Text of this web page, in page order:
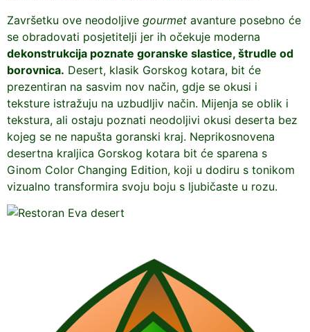
Završetku ove neodoljive gourmet avanture posebno će
se obradovati posjetitelji jer ih očekuje moderna
dekonstrukcija poznate goranske slastice, štrudle od
borovnica. Desert, klasik Gorskog kotara, bit će
prezentiran na sasvim nov način, gdje se okusi i
teksture istražuju na uzbudljiv način. Mijenja se oblik i
tekstura, ali ostaju poznati neodoljivi okusi deserta bez
kojeg se ne napušta goranski kraj. Neprikosnovena
desertna kraljica Gorskog kotara bit će sparena s
Ginom Color Changing Edition, koji u dodiru s tonikom
vizualno transformira svoju boju s ljubičaste u rozu.